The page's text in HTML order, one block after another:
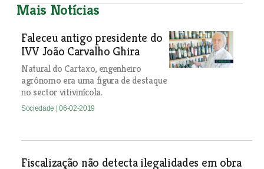
Mais Notícias
Faleceu antigo presidente do
IVV João Carvalho Ghira
Natural do Cartaxo, engenheiro
agrónomo era uma figura de destaque
no sector vitivinícola.
Sociedade | 06-02-2019
Fiscalização não detecta ilegalidades em obra